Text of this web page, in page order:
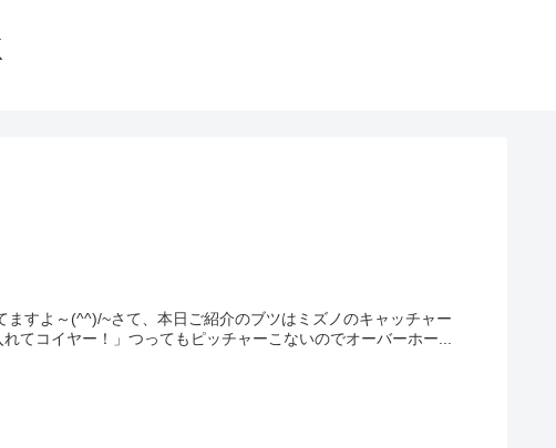
すよ～(^^)/~さて、本日ご紹介のブツはミズノのキャッチャー
てコイヤー！」つってもピッチャーこないのでオーバーホー...